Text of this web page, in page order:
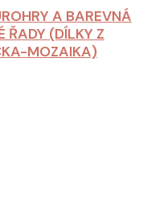
A BAREVNÁ
ŘADY (DÍLKY Z
MOZAIKA)